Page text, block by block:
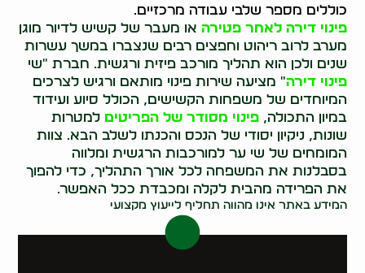
כוללים מספר שלבי עבודה מרכזיים.
פינוי דירה לאחר פטירה או מעבר של קשיש לדיור מוגן
מערב לרוב ריהוט וחפצים רבים שנצברו במשך עשרות
שנים ולכן הוא תהליך מורכב פיזית ורגשית. חברת "שי
פינוי דירה" מציעה שירות פינוי מותאם ורגיש לצרכים
המיוחדים של משפחות הקשישים, הכולל סיוע ועידוד
במיון התכולה,פינוי מסודר של הפריטים למטרות
שונות, ניקיון יסודי של הנכס והכנתו לשלב הבא. צוות
המומחים של שי ער למורכבות הרגשית ומלווה
בסבלנות את המשפחה לכל אורך התהליך, כדי להפוך
את הפרידה מהבית לקלה ומכבדת ככל האפשר.
המידע באתר אינו מהווה תחליף לייעוץ מקצועי